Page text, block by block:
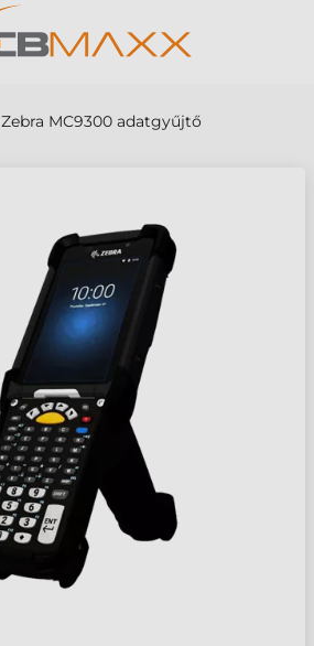
Zebra MC9300 adatgyűjtő